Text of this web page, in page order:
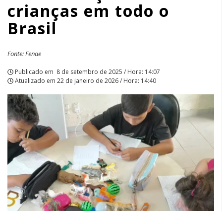
crianças em todo o
Brasil
Fonte: Fenae
Publicado em 8 de setembro de 2025 / Hora: 14:07
Atualizado em 22 de janeiro de 2026 / Hora: 14:40